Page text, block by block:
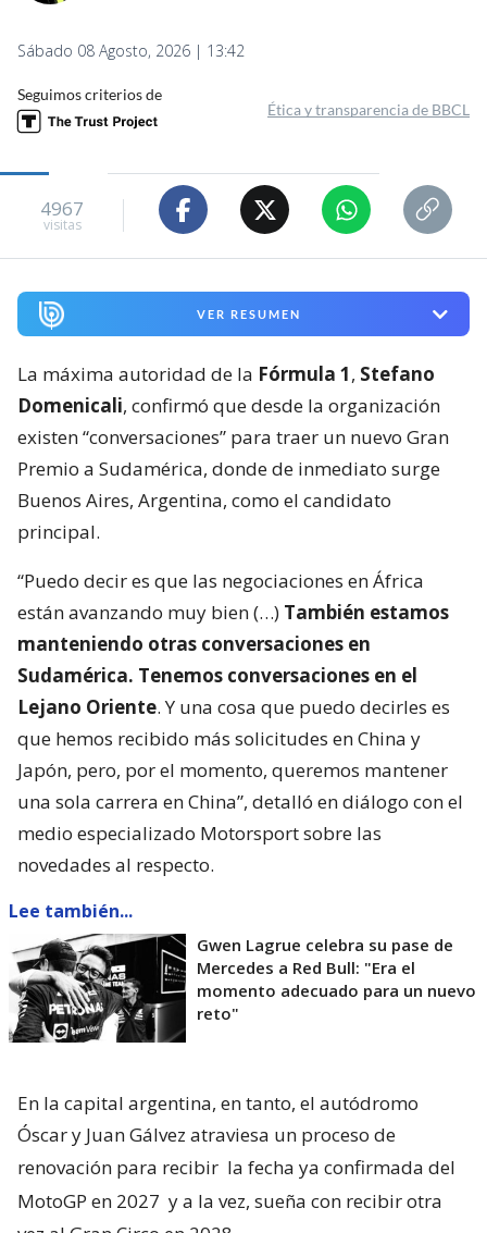
Sábado 08 Agosto, 2026 | 13:42
Seguimos criterios de
Ética y transparencia de BBCL
4967
visitas
VER RESUMEN
La máxima autoridad de la Fórmula 1, Stefano
Domenicali, confirmó que desde la organización
existen “conversaciones” para traer un nuevo Gran
Premio a Sudamérica, donde de inmediato surge
Buenos Aires, Argentina, como el candidato
principal.
“Puedo decir es que las negociaciones en África
están avanzando muy bien (…) También estamos
manteniendo otras conversaciones en
Sudamérica. Tenemos conversaciones en el
Lejano Oriente. Y una cosa que puedo decirles es
que hemos recibido más solicitudes en China y
Japón, pero, por el momento, queremos mantener
una sola carrera en China”, detalló en diálogo con el
medio especializado Motorsport sobre las
novedades al respecto.
Lee también...
Gwen Lagrue celebra su pase de
Mercedes a Red Bull: "Era el
momento adecuado para un nuevo
reto"
En la capital argentina, en tanto, el autódromo
Óscar y Juan Gálvez atraviesa un proceso de
renovación para recibir la fecha ya confirmada del
MotoGP en 2027 y a la vez, sueña con recibir otra